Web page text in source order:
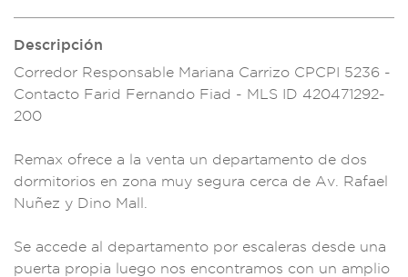
Descripción
Corredor Responsable Mariana Carrizo CPCPI 5236 -
Contacto Farid Fernando Fiad - MLS ID 420471292-
200
Remax ofrece a la venta un departamento de dos
dormitorios en zona muy segura cerca de Av. Rafael
Nuñez y Dino Mall.
Se accede al departamento por escaleras desde una
puerta propia luego nos encontramos con un amplio